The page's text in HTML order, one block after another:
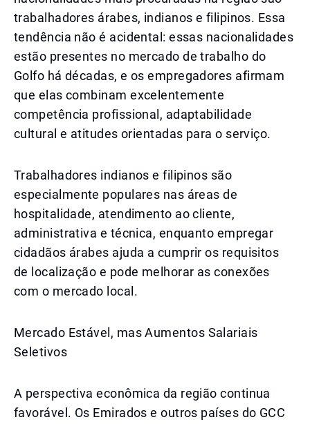
trabalhadores árabes, indianos e filipinos. Essa
tendência não é acidental: essas nacionalidades
estão presentes no mercado de trabalho do
Golfo há décadas, e os empregadores afirmam
que elas combinam excelentemente
competência profissional, adaptabilidade
cultural e atitudes orientadas para o serviço.
Trabalhadores indianos e filipinos são
especialmente populares nas áreas de
hospitalidade, atendimento ao cliente,
administrativa e técnica, enquanto empregar
cidadãos árabes ajuda a cumprir os requisitos
de localização e pode melhorar as conexões
com o mercado local.
Mercado Estável, mas Aumentos Salariais
Seletivos
A perspectiva econômica da região continua
favorável. Os Emirados e outros países do GCC